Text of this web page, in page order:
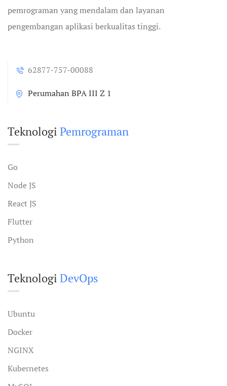
pemrograman yang mendalam dan layanan
pengembangan aplikasi berkualitas tinggi.
62877-757-00088
Perumahan BPA III Z 1
Teknologi Pemrograman
Go
Node JS
React JS
Flutter
Python
Teknologi DevOps
Ubuntu
Docker
NGINX
Kubernetes